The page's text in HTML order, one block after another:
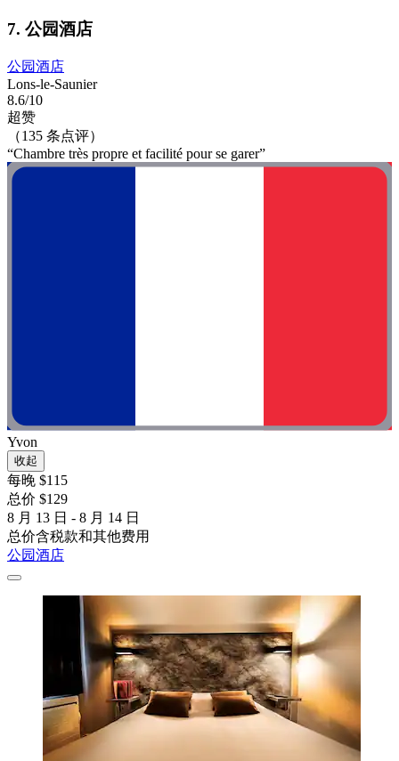
7. 公园酒店
公园酒店
Lons-le-Saunier
8.6/10
超赞
（135 条点评）
“Chambre très propre et facilité pour se garer”
Yvon
收起
每晚 $115
总价 $129
8 月 13 日 - 8 月 14 日
总价含税款和其他费用
公园酒店